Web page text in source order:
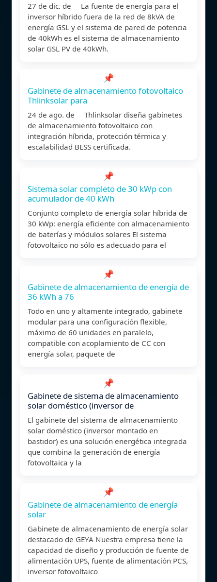
27 de dic. de La fuente de energía para el
inversor híbrido fuera de la red de 8kVA de
energía GSL y el sistema de pared de potencia
de 40kWh es el sistema de almacenamiento
solar GSL PV de 40kWh.
📌
Gabinete de almacenamiento fotovoltaico
Thlinksolar para
24 de ago. de Thlinksolar diseña gabinetes
de almacenamiento fotovoltaico con
integración híbrida, protección térmica y
escalabilidad BESS certificada.
📌
Sistema solar completo de 30 kWp con
acumulador de 40 kWh
Conjunto completo de energía solar híbrida de
30 kWp: energía eficiente con almacenamiento
de baterías y módulos solares El sistema
fotovoltaico no sólo es adecuado para el
📌
Gabinete de almacenamiento de energía de
36 kWh a 76
Todo en uno y altamente integrado, gabinete
modular para una configuración flexible,
máximo de 60 unidades en paralelo,
compatible con acoplamiento de CC con
energía solar, paquete de
📌
Gabinete de sistema de almacenamiento
solar doméstico (inversor de
El gabinete del sistema de almacenamiento
solar doméstico (inversor montado en
bastidor) es una solución energética integrada
que combina la generación de energía
fotovoltaica y la
📌
Gabinete de almacenamiento de energía
solar
Gabinete de almacenamiento de energía solar
destacado de GEYA Nuestra empresa tiene la
capacidad de diseño y producción de fuente de
alimentación UPS, fuente de alimentación PCS,
inversor fotovoltaico